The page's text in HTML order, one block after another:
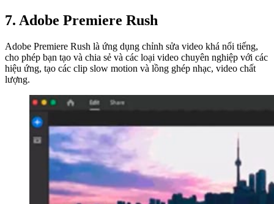
7. Adobe Premiere Rush
Adobe Premiere Rush là ứng dụng chỉnh sửa video khá nổi tiếng,
cho phép bạn tạo và chia sẻ và các loại video chuyên nghiệp với các
hiệu ứng, tạo các clip slow motion và lồng ghép nhạc, video chất
lượng.